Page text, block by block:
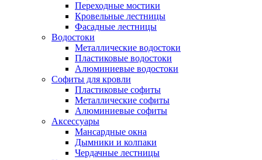
Переходные мостики
Кровельные лестницы
Фасадные лестницы
Водостоки
Металлические водостоки
Пластиковые водостоки
Алюминиевые водостоки
Софиты для кровли
Пластиковые софиты
Металлические софиты
Алюминиевые софиты
Аксессуары
Мансардные окна
Дымники и колпаки
Чердачные лестницы